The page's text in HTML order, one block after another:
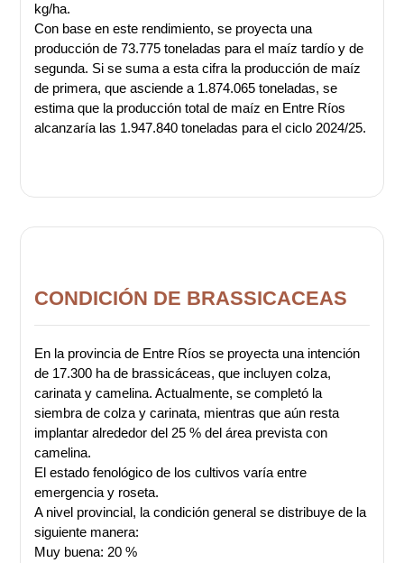
kg/ha.
Con base en este rendimiento, se proyecta una
producción de 73.775 toneladas para el maíz tardío y de
segunda. Si se suma a esta cifra la producción de maíz
de primera, que asciende a 1.874.065 toneladas, se
estima que la producción total de maíz en Entre Ríos
alcanzaría las 1.947.840 toneladas para el ciclo 2024/25.
CONDICIÓN DE BRASSICACEAS
En la provincia de Entre Ríos se proyecta una intención
de 17.300 ha de brassicáceas, que incluyen colza,
carinata y camelina. Actualmente, se completó la
siembra de colza y carinata, mientras que aún resta
implantar alrededor del 25 % del área prevista con
camelina.
El estado fenológico de los cultivos varía entre
emergencia y roseta.
A nivel provincial, la condición general se distribuye de la
siguiente manera:
Muy buena: 20 %